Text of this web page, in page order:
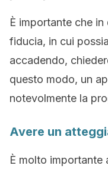
È importante che
fiducia, in cui
accadendo,
questo modo, un
notevolmente la
Avere un
È molto importante